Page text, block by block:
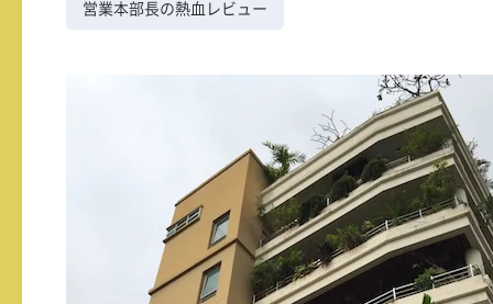
営業本部長の熱血レビュー